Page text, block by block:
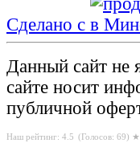
Сделано с
Данный сайт не
сайте носит
публичной
Наш рейтинг: 4.5 (Голосов: 69)